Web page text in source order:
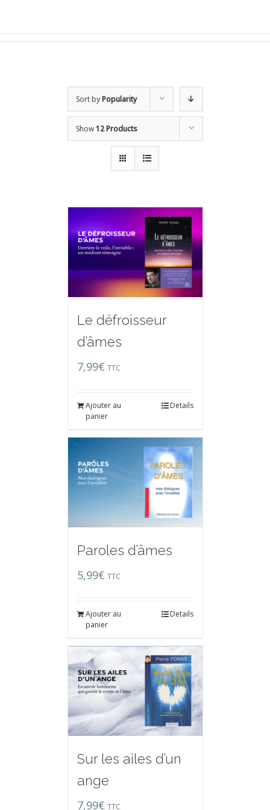
Sort byPopularity
Show12 Products
Le défroisseur
d’âmes
7,99€ TTC
Ajouter au
panier
Details
Paroles d’âmes
5,99€ TTC
Ajouter au
panier
Details
Sur les ailes d’un
ange
7,99€ TTC